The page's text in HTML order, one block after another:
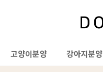
고양이분양 강아지분양